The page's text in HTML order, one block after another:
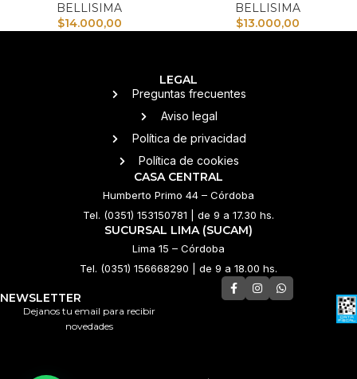
BELLISIMA
$14.000,00
BELLISIMA
$13.000,00
LEGAL
Preguntas frecuentes
Aviso legal
Política de privacidad
Política de cookies
CASA CENTRAL
Humberto Primo 44 – Córdoba
Tel. (0351) 153150781 | de 9 a 17.30 hs.
SUCURSAL LIMA (SUCAM)
Lima 15 – Córdoba
Tel. (0351) 156668290 | de 9 a 18.00 hs.
NEWSLETTER
Dejanos tu email para recibir
novedades